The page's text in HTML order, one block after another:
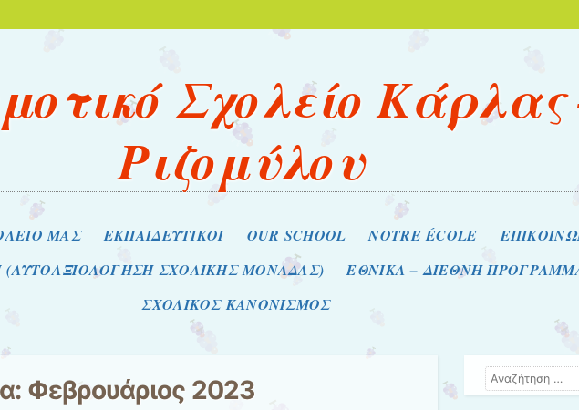
Σχολείο Κάρλας
Ριζομύλου
ΜΑΣ ΕΚΠΑΙΔΕΥΤΙΚΟΙ OUR SCHOOL NOTRE ÉCOLE
(ΑΥΤΟΑΞΙΟΛΟΓΗΣΗ ΣΧΟΛΙΚΗΣ ΜΟΝΑΔΑΣ)
ΕΘΝΙΚΑ – ΔΙΕΘΝΗ
ΣΧΟΛΙΚΟΣ ΚΑΝΟΝΙΣΜΟΣ
Φεβρουάριος 2023 Αναζήτηση